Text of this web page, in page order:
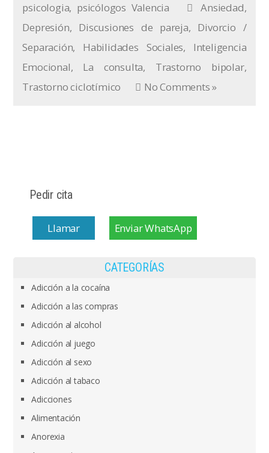
psicologia, psicólogos Valencia Ansiedad,
Depresión, Discusiones de pareja, Divorcio /
Separación, Habilidades Sociales, Inteligencia
Emocional, La consulta, Trastorno bipolar,
Trastorno ciclotímico
No Comments »
Pedir cita
Llamar Enviar WhatsApp
CATEGORÍAS
Adicción a la cocaína
Adicción a las compras
Adicción al alcohol
Adicción al juego
Adicción al sexo
Adicción al tabaco
Adicciones
Alimentación
Anorexia